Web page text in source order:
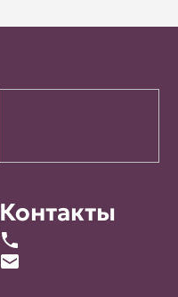
Контакты